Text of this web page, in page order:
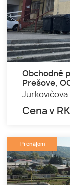
Obchodné
Prešove,
Jurkovičova
Cena v RK
Prenájom